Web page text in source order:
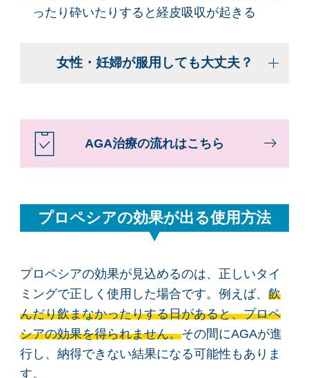
ったり砕いたりすると経皮吸収が起きる
女性・妊婦が服用しても大丈夫？
AGA治療の流れはこちら
プロペシアの効果が出る使用方法
プロペシアの効果が見込めるのは、正しいタイ
ミングで正しく使用した場合です。例えば、飲
んだり飲まなかったりする日があると、プロペ
シアの効果を得られません。その間にAGAが進
行し、納得できない結果になる可能性もありま
す。